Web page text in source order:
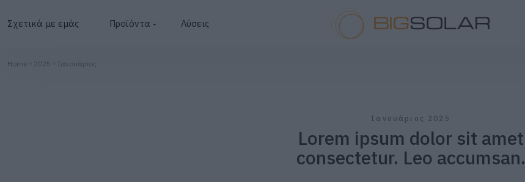
Σχετικά με εμάς Προϊόντα Λύσεις
Home 2025 Ιανουάριος
Ιανουάριος 2025
Lorem ipsum dolor sit amet
consectetur. Leo accumsan.